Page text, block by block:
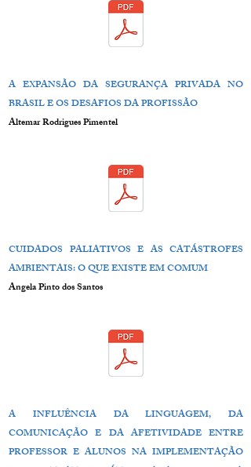
A EXPANSÃO DA SEGURANÇA PRIVADA NO
BRASIL E OS DESAFIOS DA PROFISSÃO
Altemar Rodrigues Pimentel
CUIDADOS PALIATIVOS E AS CATÁSTROFES
AMBIENTAIS: O QUE EXISTE EM COMUM
Angela Pinto dos Santos
A INFLUÊNCIA DA LINGUAGEM, DA
COMUNICAÇÃO E DA AFETIVIDADE ENTRE
PROFESSOR E ALUNOS NA IMPLEMENTAÇÃO